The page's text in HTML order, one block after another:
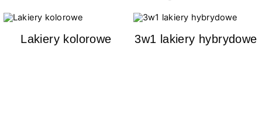
Lakiery kolorowe 3w1 lakiery hybrydowe